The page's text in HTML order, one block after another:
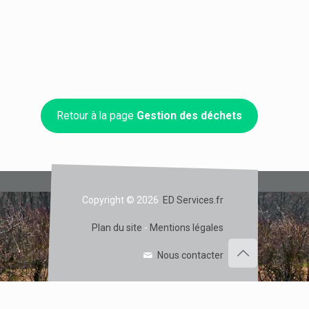
Retour à la page Gestion des déchets
Copyright © 2026 ED Services.fr
Plan du site - Mentions légales
Nous contacter